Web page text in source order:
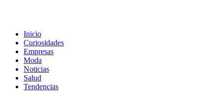
Inicio
Curiosidades
Empresas
Moda
Noticias
Salud
Tendencias